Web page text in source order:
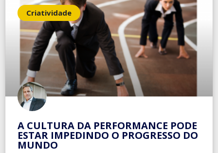
Criatividade
A CULTURA DA PERFORMANCE PODE
ESTAR IMPEDINDO O PROGRESSO DO
MUNDO